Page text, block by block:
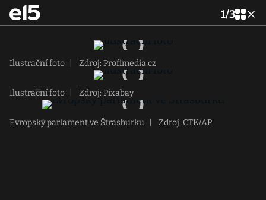
1/3
Ilustrační foto Zdroj: Profimedia.cz
Ilustrační foto Zdroj: Pixabay
Evropský parlament ve Štrasburku Zdroj: CTK/AP